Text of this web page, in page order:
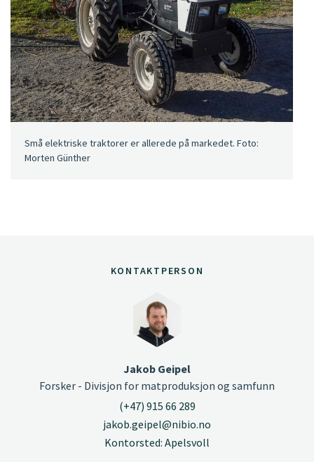
Små elektriske traktorer er allerede på markedet. Foto:
Morten Günther
KONTAKTPERSON
Jakob Geipel
Forsker - Divisjon for matproduksjon og samfunn
(+47) 915 66 289
jakob.geipel@nibio.no
Kontorsted: Apelsvoll